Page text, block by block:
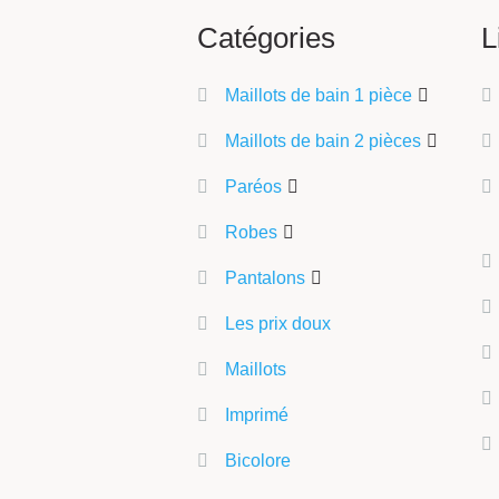
Catégories
Maillots de bain 1 pièce
Maillots de bain 2 pièces
Paréos
Robes
Pantalons
Les prix doux
Maillots
Imprimé
Bicolore